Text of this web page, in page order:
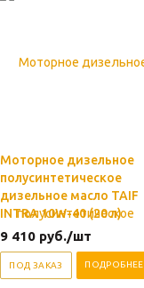
Моторное дизельное
полусинтетическое
дизельное масло TAIF
INTRA 10W-40 (20 л)
9 410 руб./шт
ПОД ЗАКАЗ ПОДРОБНЕЕ